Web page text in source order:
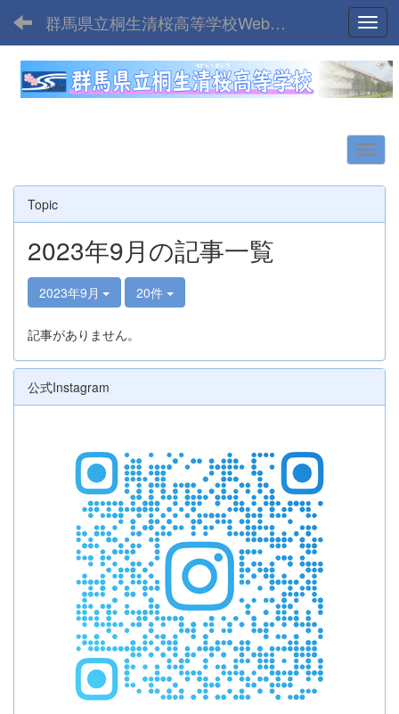
群馬県立桐生清桜高等学校Webサイト
Topic
2023年9月の記事一覧
2023年9月 20件
記事がありません。
公式Instagram